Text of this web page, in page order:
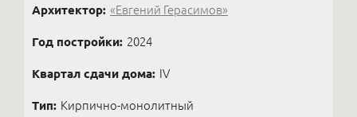
Архитектор: «Евгений Герасимов»
Год постройки: 2024
Квартал сдачи дома: IV
Тип: Кирпично-монолитный